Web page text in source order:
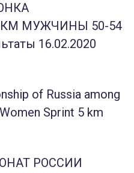
МУЖЧИНЫ 50-54
16.02.2020
of Russia among
Sprint 5 km
РОССИИ